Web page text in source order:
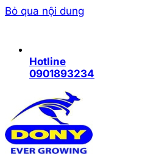
Bỏ qua nội dung
Hotline
0901893234